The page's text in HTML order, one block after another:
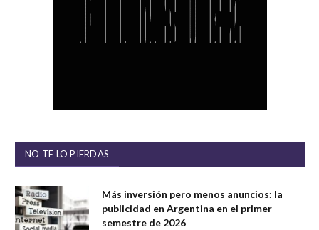
NO TE LO PIERDAS
Más inversión pero menos anuncios: la
publicidad en Argentina en el primer
semestre de 2026